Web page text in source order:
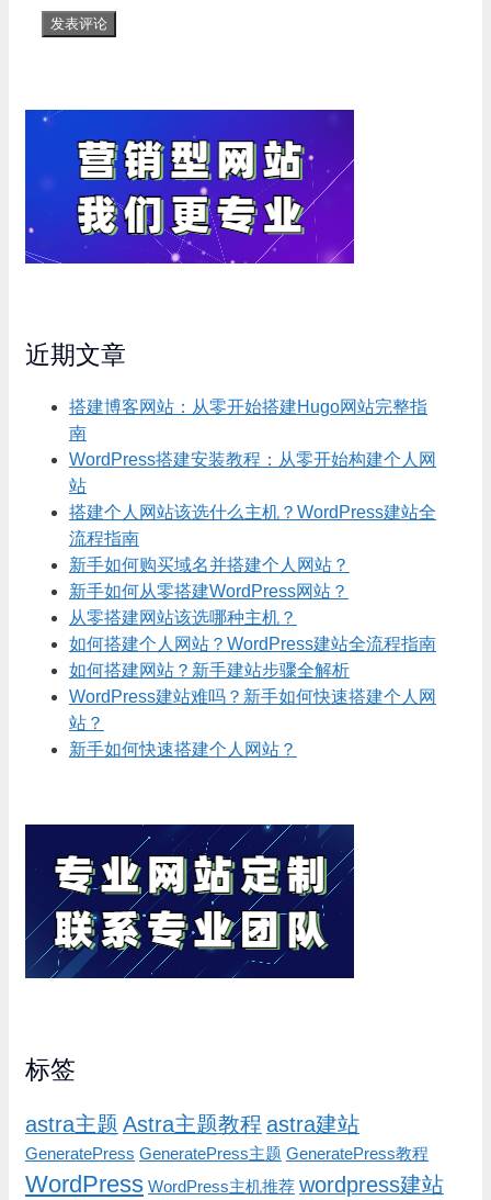
近期文章
搭建博客网站：从零开始搭建Hugo网站完整指
南
WordPress搭建安装教程：从零开始构建个人网
站
搭建个人网站该选什么主机？WordPress建站全
流程指南
新手如何购买域名并搭建个人网站？
新手如何从零搭建WordPress网站？
从零搭建网站该选哪种主机？
如何搭建个人网站？WordPress建站全流程指南
如何搭建网站？新手建站步骤全解析
WordPress建站难吗？新手如何快速搭建个人网
站？
新手如何快速搭建个人网站？
标签
astra主题 Astra主题教程 astra建站
GeneratePress GeneratePress主题 GeneratePress教程
WordPress WordPress主机推荐 wordpress建站